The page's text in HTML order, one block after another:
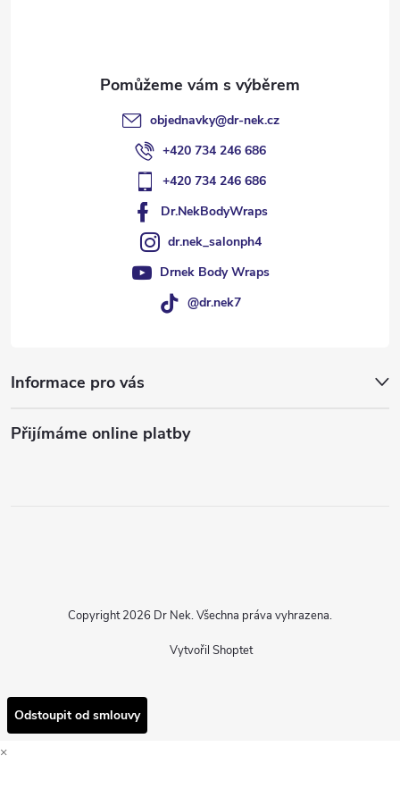
objednavky@dr-nek.cz
+420 734 246 686
+420 734 246 686
Dr.NekBodyWraps
dr.nek_salonph4
Drnek Body Wraps
@dr.nek7
Informace pro vás
Přijímáme online platby
Vytvořil Shoptet
Copyright 2026 Dr Nek. Všechna práva vyhrazena.
Odstoupit od smlouvy
×